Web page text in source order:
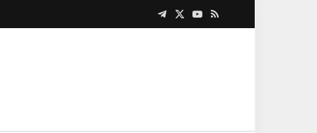
Telegram
X
YouTube
RSS